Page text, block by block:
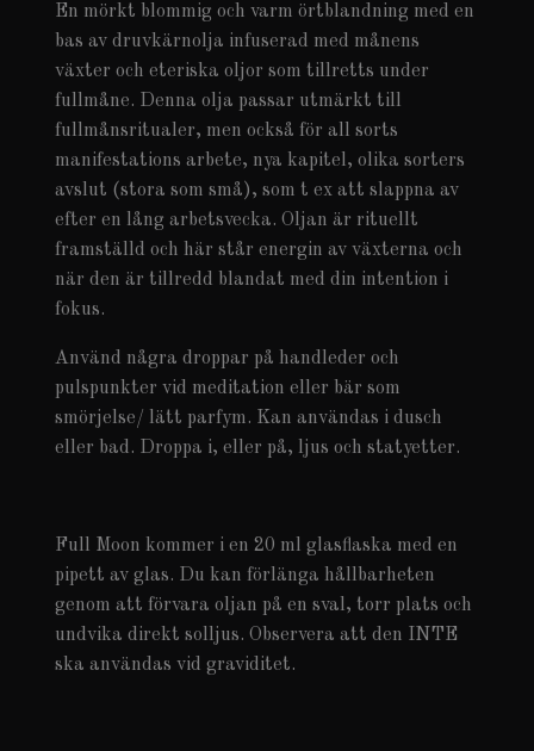
En mörkt blommig och varm örtblandning med en
bas av druvkärnolja infuserad med månens
växter och eteriska oljor som tillretts under
fullmåne. Denna olja passar utmärkt till
fullmånsritualer, men också för all sorts
manifestations arbete, nya kapitel, olika sorters
avslut (stora som små), som t ex att slappna av
efter en lång arbetsvecka. Oljan är rituellt
framställd och här står energin av växterna och
när den är tillredd blandat med din intention i
fokus.
Använd några droppar på handleder och
pulspunkter vid meditation eller bär som
smörjelse/ lätt parfym. Kan användas i dusch
eller bad. Droppa i, eller på, ljus och statyetter.
Full Moon kommer i en 20 ml glasflaska med en
pipett av glas. Du kan förlänga hållbarheten
genom att förvara oljan på en sval, torr plats och
undvika direkt solljus. Observera att den INTE
ska användas vid graviditet.